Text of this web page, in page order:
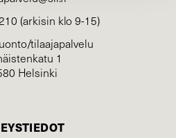
(arkisin klo 9-15)
tilaajapalvelu
1
Helsinki